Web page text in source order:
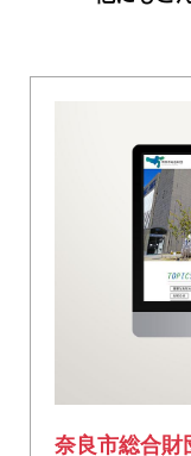
奈良市総合財